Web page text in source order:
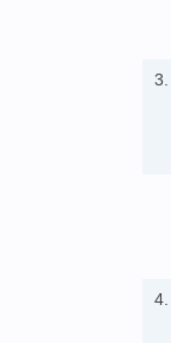
3.
4.